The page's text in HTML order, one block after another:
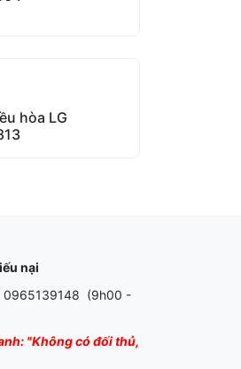
hòa LG
nại
0965139148 (9h00 -
"Không có đối thủ,